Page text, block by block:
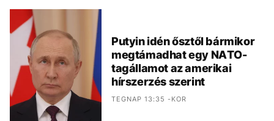
Putyin idén ősztől bármikor
megtámadhat egy NATO-
tagállamot az amerikai
hírszerzés szerint
TEGNAP 13:35 -KOR